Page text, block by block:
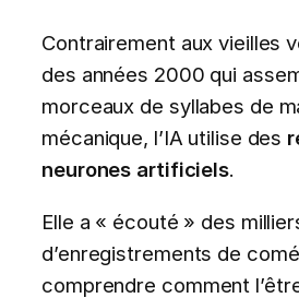
Contrairement aux vieilles
des années 2000 qui
morceaux de syllabes de
mécanique, l’IA utilise des
neurones artificiels.
Elle a « écouté » des
d’enregistrements de
comprendre comment